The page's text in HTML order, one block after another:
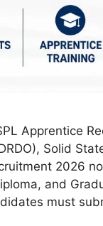
Apprentice
Solid
2026
and
must